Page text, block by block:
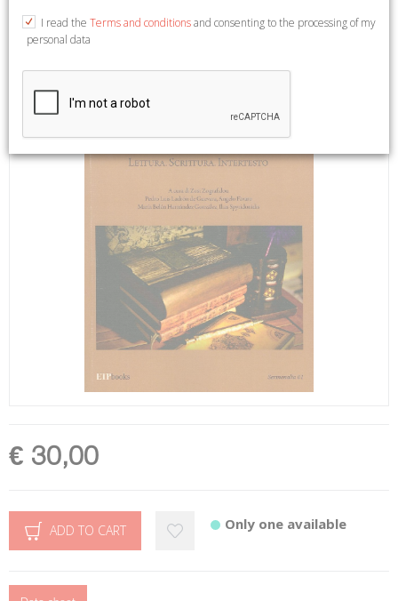
Angelo Fàvaro. Atene, 2020; br., pp. 443.
€ 30,00
ADD TO CART Only one available
I read the Terms and conditionsand consenting to the processing of my
personal data